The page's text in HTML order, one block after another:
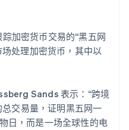
加密货币交易的“黑五网
处理加密货币，其中以
Sands 表示：“跨境
交易量，证明黑五网一
日，而是一场全球性的电